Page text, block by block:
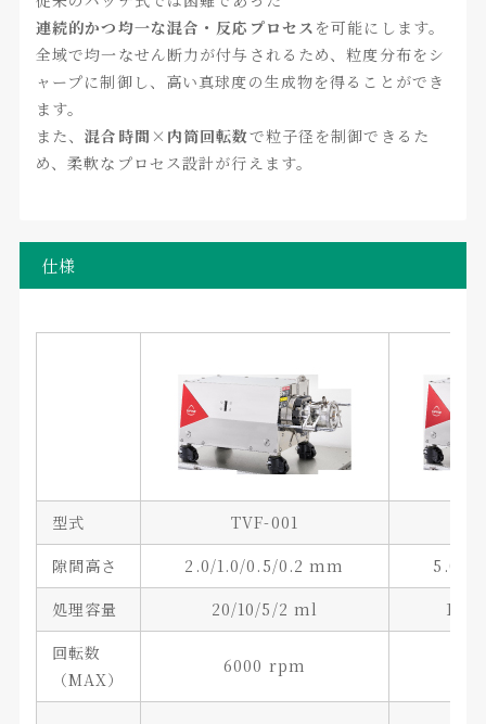
連続的かつ均一な混合・反応プロセス を可能にします。
全域で均一なせん断力が付与されるため、粒度分布をシ
ャープに制御し、高い真球度の生成物を得ることができ
ます。
また、混合時間×内筒回転数で粒子径を制御できるた
め、柔軟なプロセス設計が行えます。
仕様
型式 TVF-001
隙間高さ
2.0/1.0/0.5/0.2 mm
5.0/
処理容量
20/10/5/2 ml
回転数
（MAX）
6000 rpm